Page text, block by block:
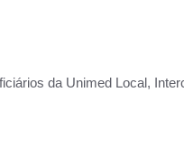
da Unimed Local,